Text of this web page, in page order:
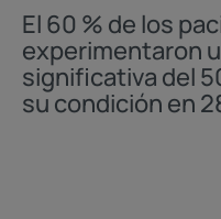
El 60 % de los
experimentaron
significativa del
su condición en